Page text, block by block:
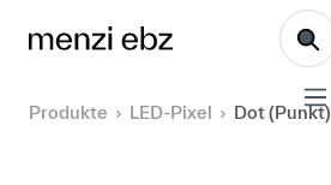
Zum Hauptinhalt springen
Produkte LED-Pixel Dot (Punkt)